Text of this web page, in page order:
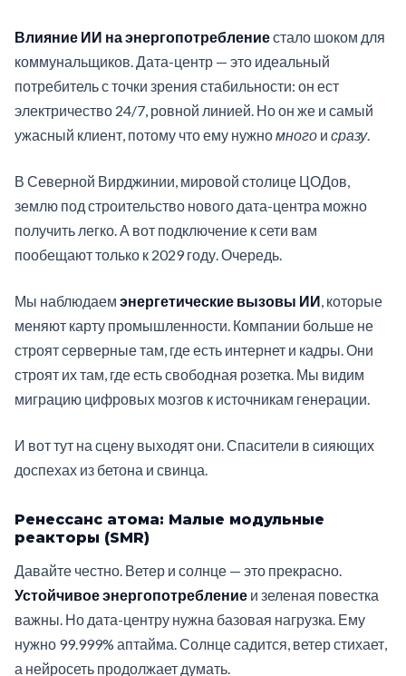
Влияние ИИ на энергопотреблениестало шоком для
коммунальщиков. Дата-центр — это идеальный
потребитель с точки зрения стабильности: он ест
электричество 24/7, ровной линией. Но он же и самый
ужасный клиент, потому что ему нужномного и сразу.
В Северной Вирджинии, мировой столице ЦОДов,
землю под строительство нового дата-центра можно
получить легко. А вот подключение к сети вам
пообещают только к 2029 году. Очередь.
Мы наблюдаем энергетические вызовы ИИ , которые
меняют карту промышленности. Компании больше не
строят серверные там, где есть интернет и кадры. Они
строят их там, где есть свободная розетка. Мы видим
миграцию цифровых мозгов к источникам генерации.
И вот тут на сцену выходят они. Спасители в сияющих
доспехах из бетона и свинца.
Ренессанс атома: Малые модульные
реакторы (SMR)
Давайте честно. Ветер и солнце — это прекрасно.
Устойчивое энергопотребление и зеленая повестка
важны. Но дата-центру нужна базовая нагрузка. Ему
нужно 99.999% аптайма. Солнце садится, ветер стихает,
а нейросеть продолжает думать.